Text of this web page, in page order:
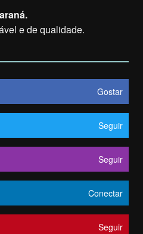
e de qualidade.
Gostar
Seguir
Seguir
Conectar
Seguir